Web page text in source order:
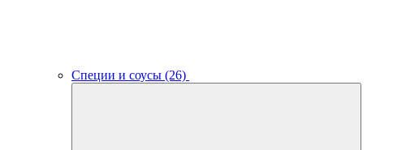
Специи и соусы (26)